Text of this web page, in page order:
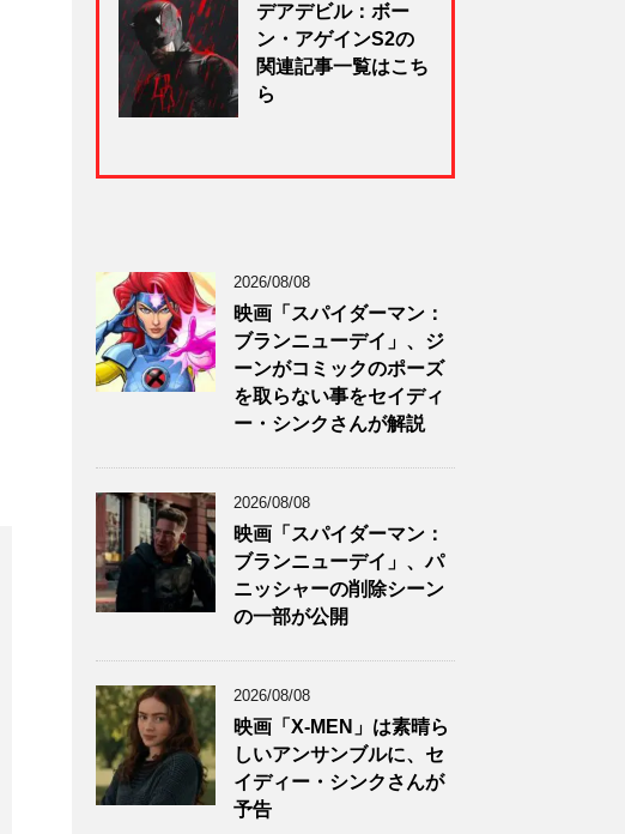
デアデビル：ボー
ン・アゲインS2の
関連記事一覧はこち
ら
2026/08/08
映画「スパイダーマン：
ブランニューデイ」、ジ
ーンがコミックのポーズ
を取らない事をセイディ
ー・シンクさんが解説
2026/08/08
映画「スパイダーマン：
ブランニューデイ」、パ
ニッシャーの削除シーン
の一部が公開
2026/08/08
映画「X-MEN」は素晴ら
しいアンサンブルに、セ
イディー・シンクさんが
予告